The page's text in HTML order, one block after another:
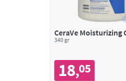
CeraVe Moisturizing
340 gr
18,05